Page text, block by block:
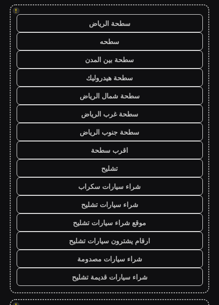
!
سطحة الرياض
سطحه
سطحة بين المدن
سطحة هيدروليك
سطحة شمال الرياض
سطحة غرب الرياض
سطحة جنوب الرياض
اقرب سطحة
تشليح
شراء سيارات سكراب
شراء سيارات تشليح
موقع شراء سيارات تشليح
ارقام يشترون سيارات تشليح
شراء سيارات مصدومة
شراء سيارات قديمة تشليح